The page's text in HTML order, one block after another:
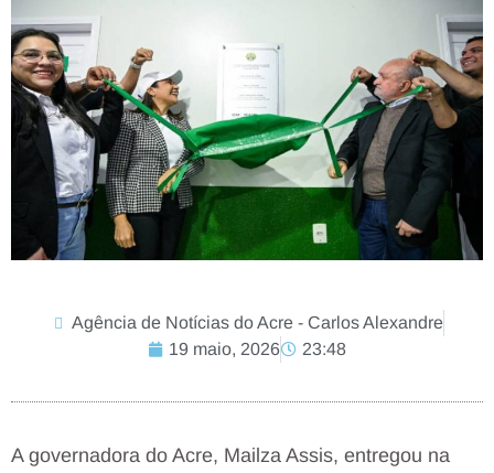
Agência de Notícias do Acre - Carlos Alexandre
19 maio, 2026
23:48
A governadora do Acre, Mailza Assis, entregou na